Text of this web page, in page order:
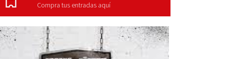
Compra tus entradas aquí